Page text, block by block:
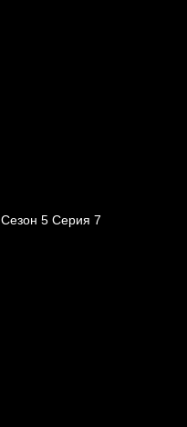
Сезон 5 Серия 7